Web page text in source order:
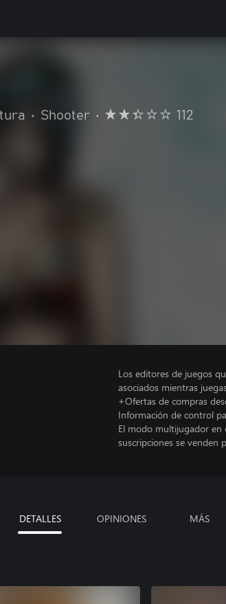
• Shooter • 112
Los editores de juegos
asociados mientras
+Ofertas de compras
Información de control
El modo multijugador en
suscripciones se venden
DETALLES OPINIONES MÁS